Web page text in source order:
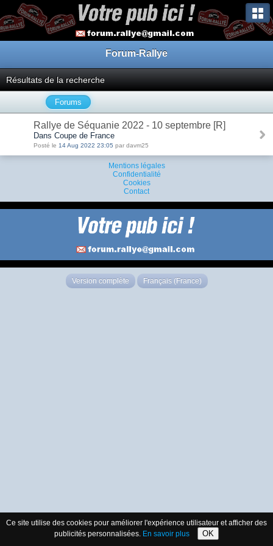
Forum-Rallye
Résultats de la recherche
Forums
Rallye de Séquanie 2022 - 10 septembre [R]
Dans Coupe de France
Posté le 14 Aug 2022 23:05 par davm25
Mentions légales
Confidentialité
Cookies
Contact
Version complète Français (France)
Ce site utilise des cookies pour améliorer l'expérience utilisateur et afficher des
publicités personnalisées. En savoir plus OK